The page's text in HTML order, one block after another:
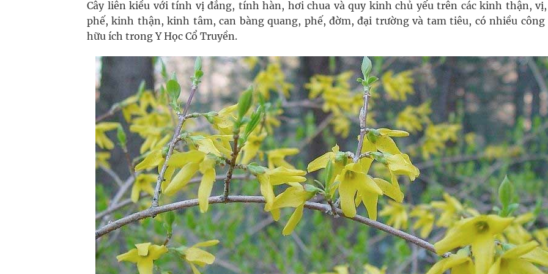
Cây liên kiều với tính vị đắng, tính hàn, hơi chua và quy kinh chủ yếu trên các kinh thận,
phế, kinh thận, kinh tâm, can bàng quang, phế, đờm, đại trường và tam tiêu, có nhiều công
hữu ích trong Y Học Cổ Truyền.